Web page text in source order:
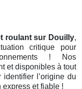
roulant sur Douilly,
critique pour
! Nos
et disponibles à tout
l’origine du
et fiable !